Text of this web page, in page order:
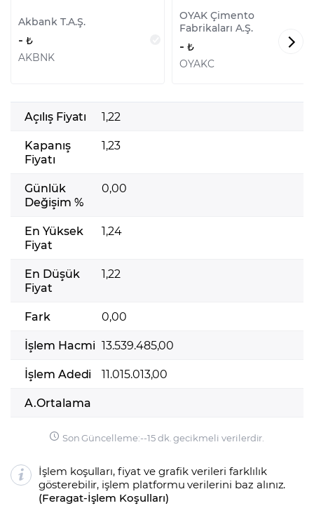
Akbank T.A.Ş.
-
AKBNK
OYAK Çimento
Fabrikaları A.Ş.
-
OYAKC
Açılış Fiyatı
1,22
Kapanış
Fiyatı
1,23
Günlük
Değişim %
0,00
En Yüksek
Fiyat
1,24
En Düşük
Fiyat
1,22
Fark
0,00
İşlem Hacmi 13.539.485,00
İşlem Adedi
11.015.013,00
A.Ortalama
Son Güncelleme:--15 dk. gecikmeli verilerdir.
İşlem koşulları, fiyat ve grafik verileri farklılık
gösterebilir, işlem platformu verilerini baz alınız.
(Feragat-İşlem Koşulları)